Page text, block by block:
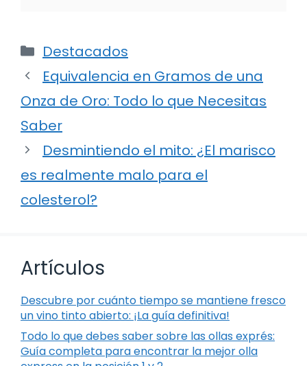
Categorías
Destacados
Equivalencia en Gramos de una
Onza de Oro: Todo lo que Necesitas
Saber
Desmintiendo el mito: ¿El marisco
es realmente malo para el
colesterol?
Artículos
Descubre por cuánto tiempo se mantiene fresco
un vino tinto abierto: ¡La guía definitiva!
Todo lo que debes saber sobre las ollas exprés:
Guía completa para encontrar la mejor olla